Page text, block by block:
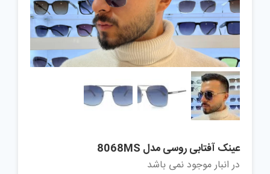
عینک آفتابی روسی مدل 8068MS
در انبار موجود نمی باشد